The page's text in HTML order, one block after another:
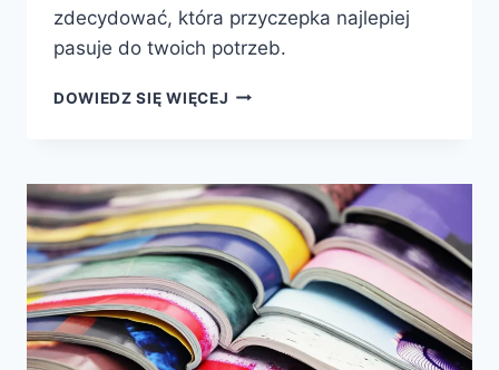
zdecydować, która przyczepka najlepiej
pasuje do twoich potrzeb.
DOWIEDZ SIĘ WIĘCEJ PRZYCZEPY
NEPTUN
CZY
CARRO
—
KTÓRĄ
WYBRAĆ?